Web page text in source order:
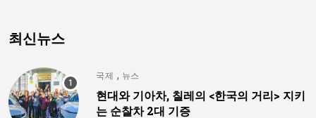
최신뉴스
국제 , 뉴스
현대와 기아차, 칠레의 <한국의 거리> 지키
는 순찰차 2대 기증